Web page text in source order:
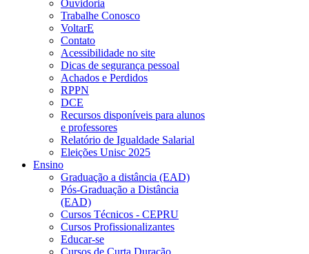
Ouvidoria
Trabalhe Conosco
VoltarE
Contato
Acessibilidade no site
Dicas de segurança pessoal
Achados e Perdidos
RPPN
DCE
Recursos disponíveis para alunos
e professores
Relatório de Igualdade Salarial
Eleições Unisc 2025
Ensino
Graduação a distância (EAD)
Pós-Graduação a Distância
(EAD)
Cursos Técnicos - CEPRU
Cursos Profissionalizantes
Educar-se
Cursos de Curta Duração